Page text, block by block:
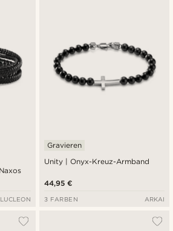
LUCLEON
Unity | Onyx-Kreuz-Armband
Gravieren
44,95 €
3 FARBEN ARKAI